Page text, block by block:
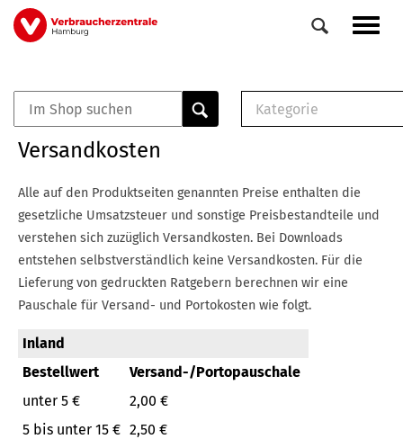
Direkt
zum
Veranstaltungen
0
Kategorie
E-Broschüre
Checklisten (PDF)
Broschüre
Buch
Versandkosten
Alle auf den Produktseiten genannten Preise enthalten die
gesetzliche Umsatzsteuer und sonstige Preisbestandteile und
verstehen sich zuzüglich Versandkosten. Bei Downloads
entstehen selbstverständlich keine Versandkosten. Für die
Lieferung von gedruckten Ratgebern berechnen wir eine
Pauschale für Versand- und Portokosten wie folgt.
Inland
Bestellwert
Versand-/Portopauschale
unter 5 €
2,00 €
5 bis unter 15 € 2,50 €